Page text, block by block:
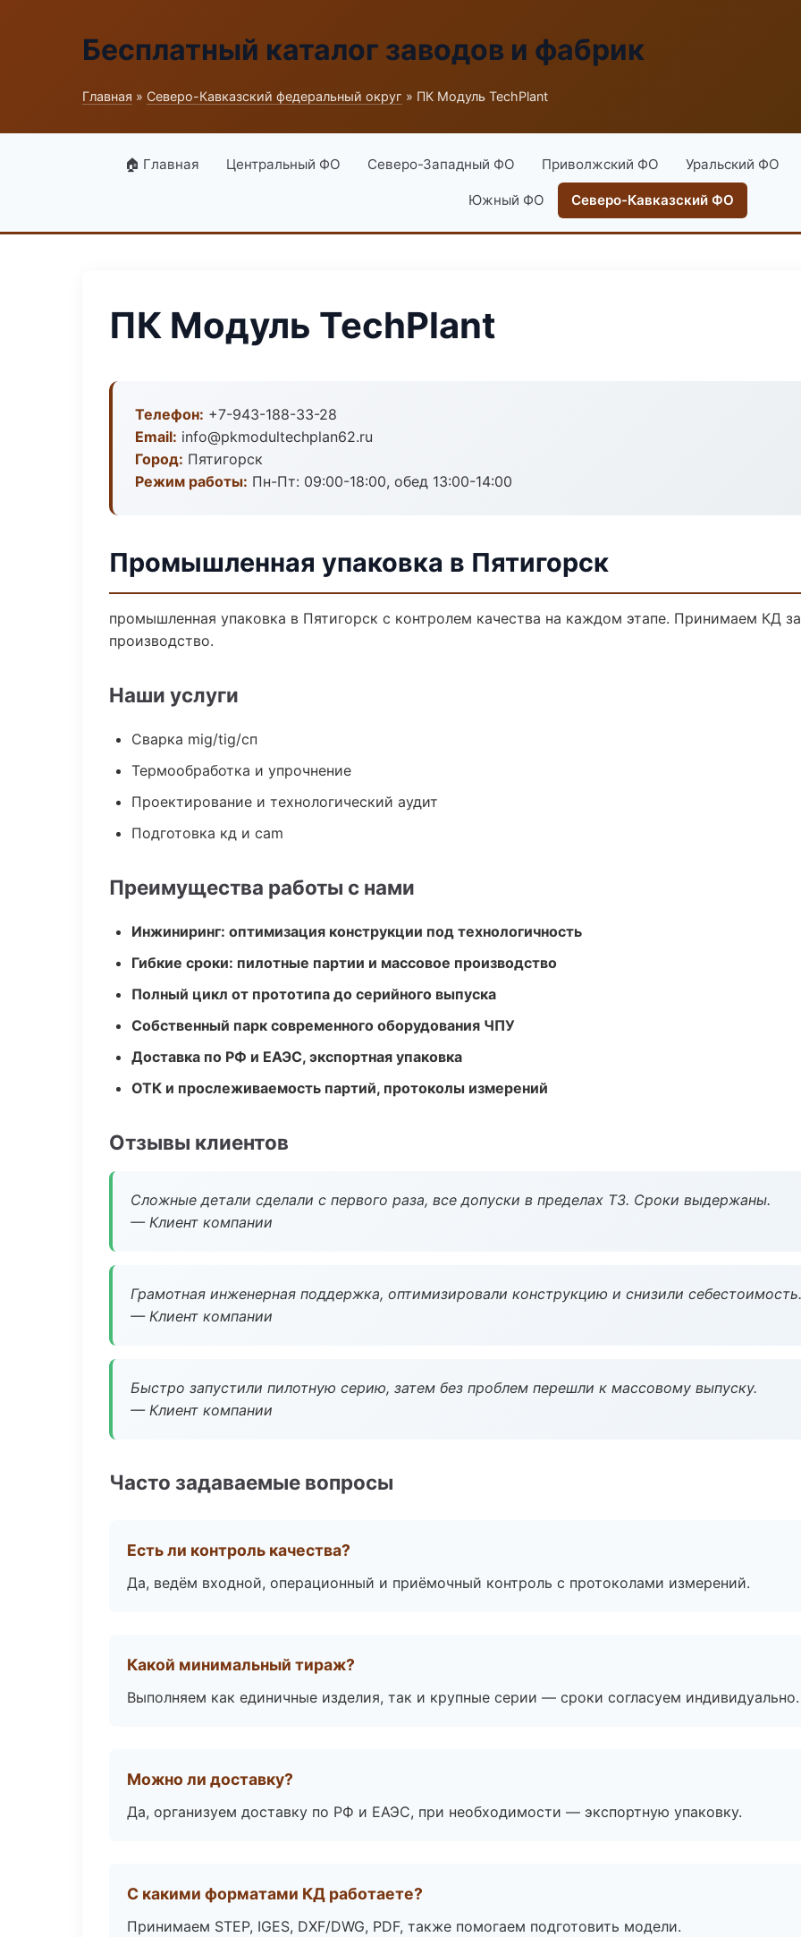
Бесплатный каталог заводов и фабрик
Главная » Северо-Кавказский федеральный округ » ПК Модуль TechPlant
🏠 Главная Центральный ФО Северо-Западный ФО Приволжский ФО Уральский ФО
Южный ФО Северо-Кавказский ФО
ПК Модуль TechPlant
Телефон: +7-943-188-33-28
Email: info@pkmodultechplan62.ru
Город: Пятигорск
Режим работы: Пн-Пт: 09:00-18:00, обед 13:00-14:00
Промышленная упаковка в Пятигорск
промышленная упаковка в Пятигорск с контролем качества на каждом этапе. Принимаем КД
производство.
Наши услуги
Сварка mig/tig/сп
Термообработка и упрочнение
Проектирование и технологический аудит
Подготовка кд и cam
Преимущества работы с нами
Инжиниринг: оптимизация конструкции под технологичность
Гибкие сроки: пилотные партии и массовое производство
Полный цикл от прототипа до серийного выпуска
Собственный парк современного оборудования ЧПУ
Доставка по РФ и ЕАЭС, экспортная упаковка
ОТК и прослеживаемость партий, протоколы измерений
Отзывы клиентов
Сложные детали сделали с первого раза, все допуски в пределах ТЗ. Сроки выдержаны.
— Клиент компании
Грамотная инженерная поддержка, оптимизировали конструкцию и снизили себестоимость.
— Клиент компании
Быстро запустили пилотную серию, затем без проблем перешли к массовому выпуску.
— Клиент компании
Часто задаваемые вопросы
Есть ли контроль качества?
Да, ведём входной, операционный и приёмочный контроль с протоколами измерений.
Какой минимальный тираж?
Выполняем как единичные изделия, так и крупные серии — сроки согласуем индивидуально.
Можно ли доставку?
Да, организуем доставку по РФ и ЕАЭС, при необходимости — экспортную упаковку.
С какими форматами КД работаете?
Принимаем STEP, IGES, DXF/DWG, PDF, также помогаем подготовить модели.